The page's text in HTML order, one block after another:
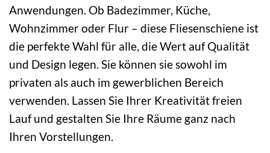
Anwendungen. Ob Badezimmer, Küche,
Wohnzimmer oder Flur – diese Fliesenschiene ist
die perfekte Wahl für alle, die Wert auf Qualität
und Design legen. Sie können sie sowohl im
privaten als auch im gewerblichen Bereich
verwenden. Lassen Sie Ihrer Kreativität freien
Lauf und gestalten Sie Ihre Räume ganz nach
Ihren Vorstellungen.